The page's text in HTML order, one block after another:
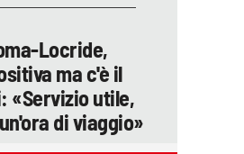
Locride,
ma c'è il
«Servizio utile,
di viaggio»